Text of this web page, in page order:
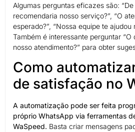
Algumas perguntas eficazes são:
recomendaria nosso serviço?”, “O
esperado?”, “Nossa equipe te ajudou
Também é interessante perguntar
nosso atendimento?” para obter
Como
de satisfação no
A automatização pode ser feita
próprio WhatsApp via ferramentas
WaSpeed. Basta criar mensagens